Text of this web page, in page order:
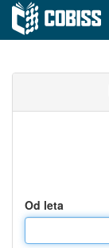
Od leta